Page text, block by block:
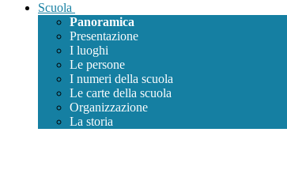
Scuola
Panoramica
Presentazione
I luoghi
Le persone
I numeri della scuola
Le carte della scuola
Organizzazione
La storia